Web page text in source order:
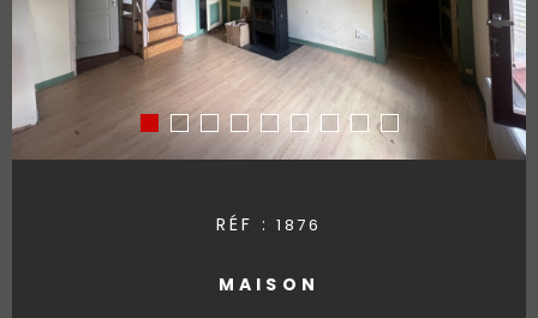
RÉF :1876
MAISON